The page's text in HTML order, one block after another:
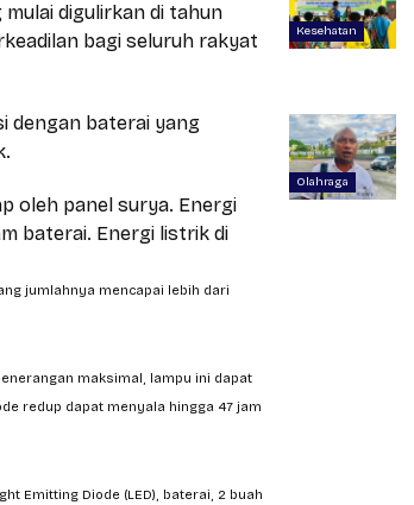
digulirkan di tahun
bagi seluruh rakyat
dengan baterai yang
oleh panel surya. Energi
baterai. Energi listrik di
jumlahnya mencapai lebih dari
maksimal, lampu ini dapat
redup dapat menyala hingga 47 jam
Emitting Diode (LED), baterai, 2 buah
Kesehatan
Olahraga